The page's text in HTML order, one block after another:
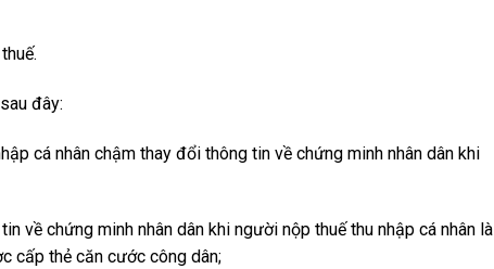
đây:
cá nhân chậm thay đổi thông tin về chứng minh nhân dân khi
về chứng minh nhân dân khi người nộp thuế thu nhập cá nhân là
cấp thẻ căn cước công dân;